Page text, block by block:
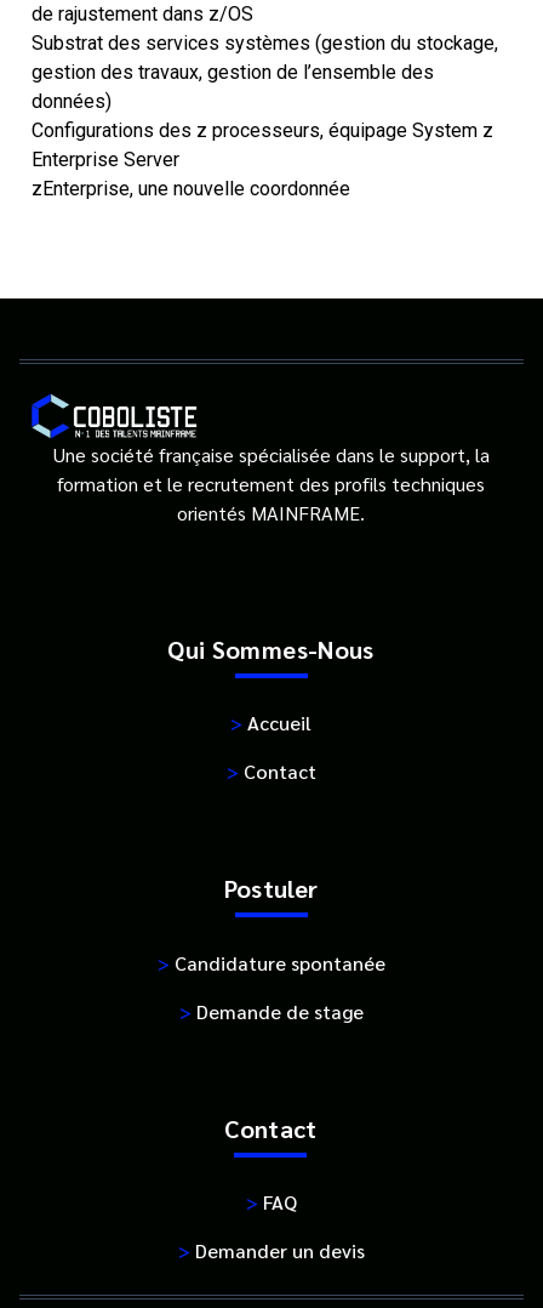
de rajustement dans z/OS
Substrat des services systèmes (gestion du stockage,
gestion des travaux, gestion de l’ensemble des
données)
Configurations des z processeurs, équipage System z
Enterprise Server
zEnterprise, une nouvelle coordonnée
Une société française spécialisée dans le support, la
formation et le recrutement des profils techniques
orientés MAINFRAME.
Qui Sommes-Nous
> Accueil
> Contact
Postuler
> Candidature spontanée
> Demande de stage
Contact
> FAQ
> Demander un devis